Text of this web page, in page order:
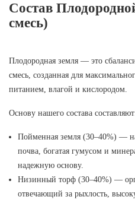
Состав
смесь)
Плодородная земля — это
смесь, созданная для
питанием, влагой и кислородом.
Основу нашего состава
Пойменная земля (30–40%) —
почва, богатая гумусом и
надежную основу.
Низинный торф (30–40%) —
отвечающий за рыхлость,